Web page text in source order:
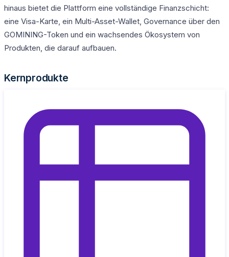
hinaus bietet die Plattform eine vollständige Finanzschicht:
eine Visa-Karte, ein Multi-Asset-Wallet, Governance über den
GOMINING-Token und ein wachsendes Ökosystem von
Produkten, die darauf aufbauen.
Kernprodukte